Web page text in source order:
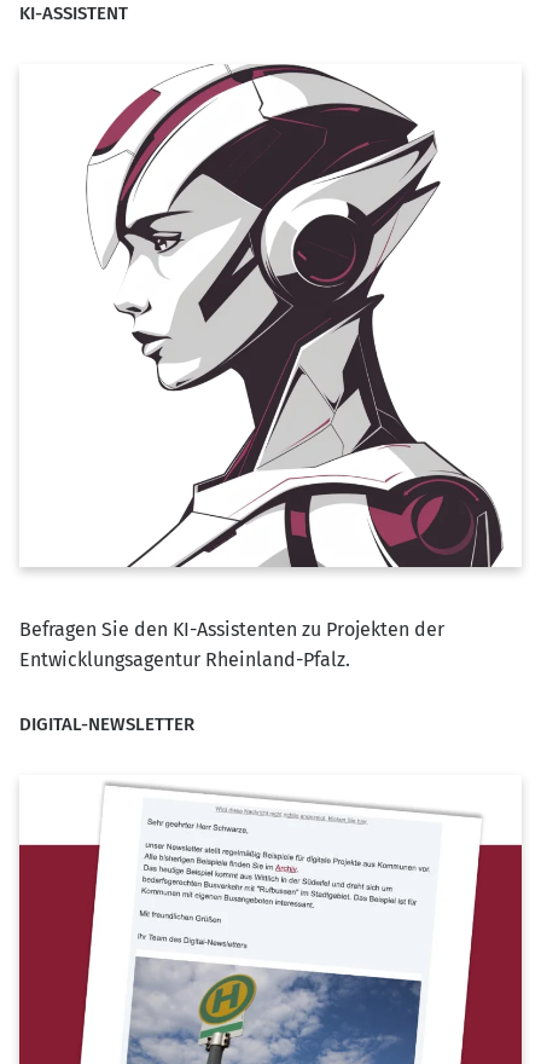
KI-ASSISTENT
Befragen Sie den KI-Assistenten zu Projekten der
Entwicklungsagentur Rheinland-Pfalz.
DIGITAL-NEWSLETTER